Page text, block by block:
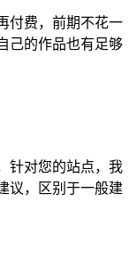
付费，前期不花一
己的作品也有足够
针对您的站点，我
议，区别于一般建